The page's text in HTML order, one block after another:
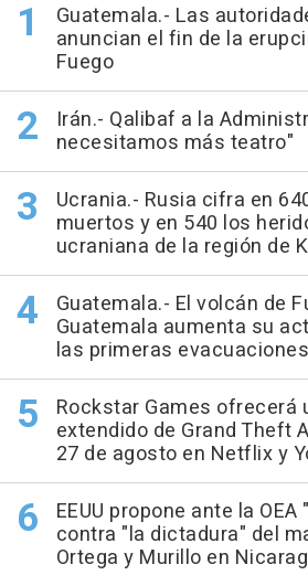
Guatemala.- Las
anuncian el fin de la
Fuego
Irán.- Qalibaf a la
necesitamos más teatro"
Ucrania.- Rusia cifra en
muertos y en 540 los
ucraniana de la región de
Guatemala.- El volcán de
Guatemala aumenta su
las primeras evacuaciones
Rockstar Games ofrecerá
extendido de Grand Theft
27 de agosto en Netflix y
EEUU propone ante la
contra "la dictadura" del
Ortega y Murillo en